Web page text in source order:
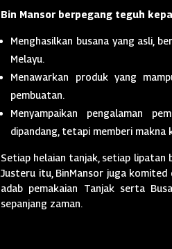
Bin Mansor berpegang teguh
Menghasilkan busana yang asli,
Melayu.
Menawarkan produk yang
pembuatan.
Menyampaikan pengalaman
dipandang, tetapi memberi makna
Setiap helaian tanjak, setiap lipatan
Justeru itu, BinMansor juga
adab pemakaian Tanjak serta
sepanjang zaman.